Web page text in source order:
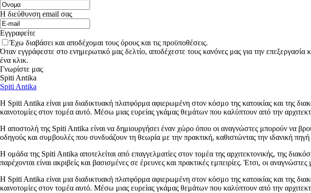
Η διεύθυνση email σας
Εγγραφείτε
Έχω διαβάσει και αποδέχομαι τους όρους και τις προϋποθέσεις.
Όταν εγγράφεστε στο ενημερωτικό μας δελτίο, αποδέχεστε τους κανόνες μας για την
ένα κλικ.
Γνωρίστε μας
Spiti Antika
Spiti Antika
Η Spiti Antika είναι μια διαδικτυακή πλατφόρμα αφιερωμένη στον κόσμο της κατοικίας και της
καινοτομίες στον τομέα αυτό. Μέσω μιας ευρείας γκάμας θεμάτων που καλύπτουν από την
Η αποστολή της Spiti Antika είναι να δημιουργήσει έναν χώρο όπου οι αναγνώστες μπορούν να
οδηγούς και συμβουλές που συνδυάζουν τη θεωρία με την πρακτική, καθιστώντας την ιδανική
Η ομάδα της Spiti Antika αποτελείται από επαγγελματίες στον τομέα της αρχιτεκτονικής, της
παρέχονται είναι ακριβείς και βασισμένες σε έρευνες και πρακτικές εμπειρίες. Έτσι, οι
Η Spiti Antika είναι μια διαδικτυακή πλατφόρμα αφιερωμένη στον κόσμο της κατοικίας και της
καινοτομίες στον τομέα αυτό. Μέσω μιας ευρείας γκάμας θεμάτων που καλύπτουν από την